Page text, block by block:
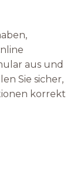
aus und
Sie sicher,
korrekt